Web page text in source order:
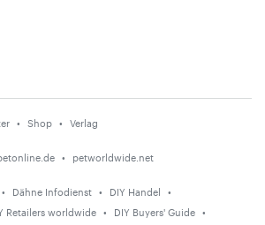
Shop Verlag
petworldwide.net
Dähne Infodienst
DIY Handel
Retailers worldwide
DIY Buyers' Guide